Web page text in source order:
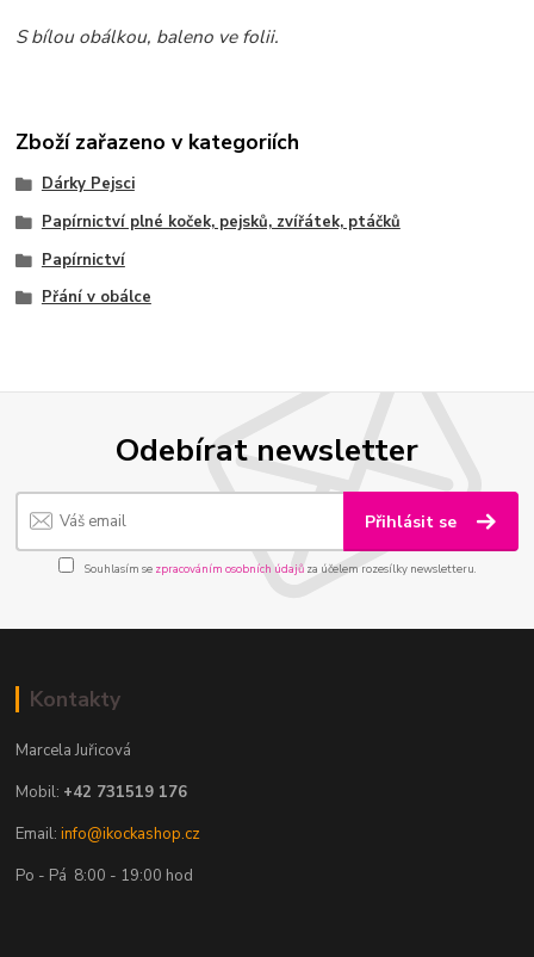
S bílou obálkou, baleno ve folii.
Zboží zařazeno v kategoriích
Dárky Pejsci
Papírnictví plné koček, pejsků, zvířátek, ptáčků
Papírnictví
Přání v obálce
Odebírat newsletter
Přihlásit se
Souhlasím se zpracováním osobních údajůza účelem rozesílky newsletteru.
Kontakty
Marcela Juřicová
Mobil: +42 731519 176
Email:info@ikockashop.cz
Po - Pá 8:00 - 19:00 hod